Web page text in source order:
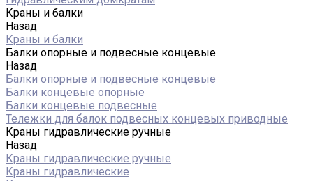
Краны и балки
Назад
Краны и балки
Балки опорные и подвесные концевые
Назад
Балки опорные и подвесные концевые
Балки концевые опорные
Балки концевые подвесные
Тележки для балок подвесных концевых приводные
Краны гидравлические ручные
Назад
Краны гидравлические ручные
Краны гидравлические